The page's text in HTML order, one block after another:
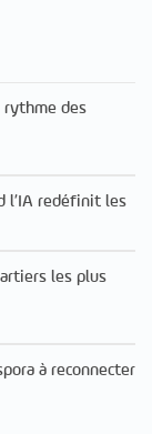
rythme des
l’IA redéfinit les
les plus
à reconnecter